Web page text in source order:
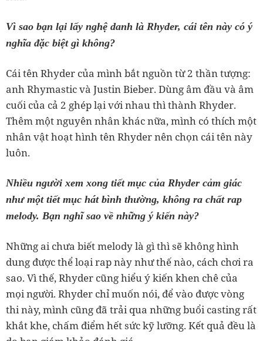
Vì sao bạn lại lấy nghệ danh là Rhyder, cái tên này có ý
nghĩa đặc biệt gì không?
Cái tên Rhyder của mình bắt nguồn từ 2 thần tượng:
anh Rhymastic và Justin Bieber. Dùng âm đầu và âm
cuối của cả 2 ghép lại với nhau thì thành Rhyder.
Thêm một nguyên nhân khác nữa, mình có thích một
nhân vật hoạt hình tên Rhyder nên chọn cái tên này
luôn.
Nhiều người xem xong tiết mục của Rhyder cảm giác
như một tiết mục hát bình thường, không ra chất rap
melody. Bạn nghĩ sao về những ý kiến này?
Những ai chưa biết melody là gì thì sẽ không hình
dung được thể loại rap này như thế nào, cách chơi ra
sao. Vì thế, Rhyder cũng hiểu ý kiến khen chê của
mọi người. Rhyder chỉ muốn nói, để vào được vòng
thi này, mình cũng đã trải qua những buổi casting rất
khắt khe, chấm điểm hết sức kỹ lưỡng. Kết quả đều là